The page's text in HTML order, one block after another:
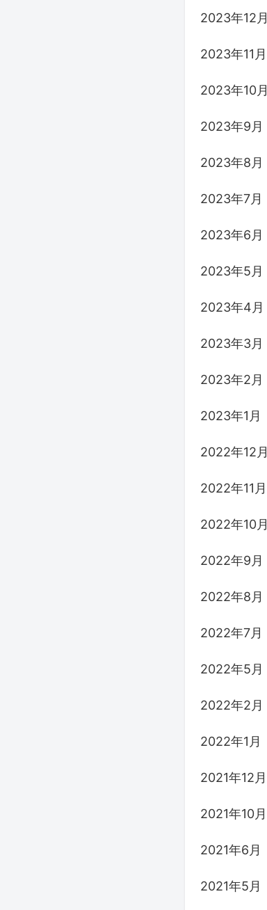
2023年12月
2023年11月
2023年10月
2023年9月
2023年8月
2023年7月
2023年6月
2023年5月
2023年4月
2023年3月
2023年2月
2023年1月
2022年12月
2022年11月
2022年10月
2022年9月
2022年8月
2022年7月
2022年5月
2022年2月
2022年1月
2021年12月
2021年10月
2021年6月
2021年5月